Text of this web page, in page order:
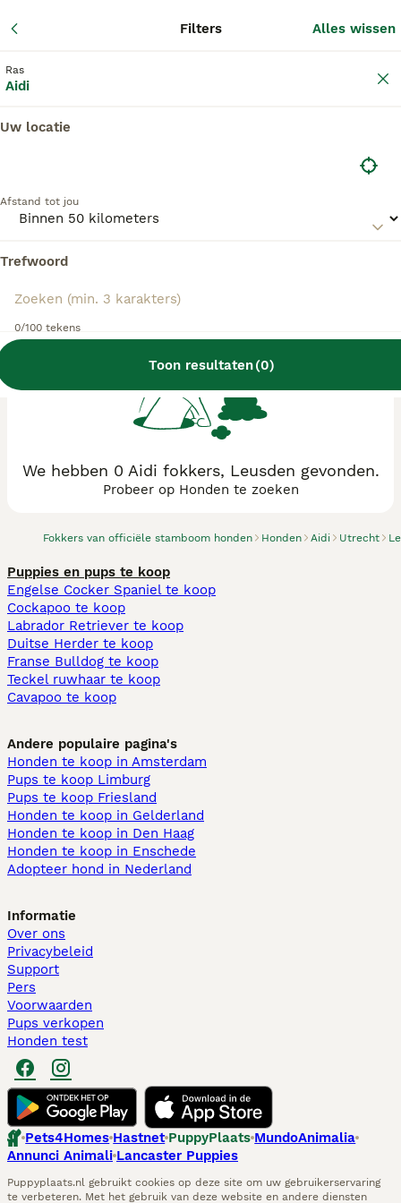
Filters
Filters Alles wissen
Ras
Aidi
Uw locatie
Afstand tot jou
Trefwoord
0/100 tekens
Toon resultaten(0)
Fokkers van officiële stamboom honden Honden Aidi Utrecht
hun kennelregistratie bij de Raad van Beheer bij
ons aangeleverd, en fokken pups met een
deze fokkers? Dubbelcheck zelf altijd op de
ouderhonden bij bezichtiging.
We hebben 0 Aidi fokkers, Leusden gevonden.
Probeer op Honden te zoeken
Puppies en pups te koop
Engelse Cocker Spaniel te koop
Cockapoo te koop
Labrador Retriever te koop
Duitse Herder te koop
Franse Bulldog te koop
Teckel ruwhaar te koop
Cavapoo te koop
Andere populaire pagina's
Honden te koop in Amsterdam
Pups te koop Limburg​
Pups te koop Friesland​
Honden te koop in Gelderland
Honden te koop in Den Haag
Honden te koop in Enschede
Adopteer hond in Nederland
Informatie
Over ons
Privacybeleid
Support
Pers
Voorwaarden
Pups verkopen
Honden test
Pets4Homes Hastnet PuppyPlaats MundoAnimalia
Annunci Animali Lancaster Puppies
Puppyplaats.nl gebruikt cookies op deze site om uw gebruikerservaring
te verbeteren. Met het gebruik van deze website en andere diensten